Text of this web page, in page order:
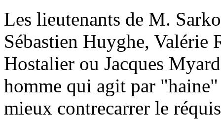
Les lieutenants de M.
Sébastien Huyghe, Valérie
Hostalier ou Jacques
homme qui agit par
mieux contrecarrer le